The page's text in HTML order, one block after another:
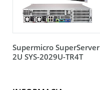
Supermicro SuperServer
2U SYS-2029U-TR4T